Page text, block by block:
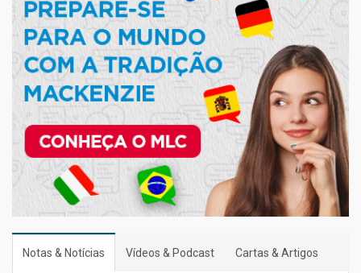
Notas & Notícias Vídeos & Podcast Cartas & Artigos